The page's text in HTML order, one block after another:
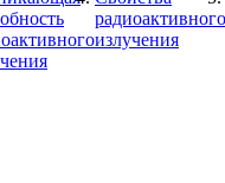
радиоактивного
излучения